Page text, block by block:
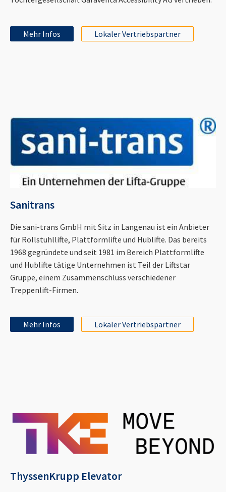
Mehr Infos Lokaler Vertriebspartner
Sanitrans
Die sani-trans GmbH mit Sitz in Langenau ist ein Anbieter
für Rollstuhllifte, Plattformlifte und Hublifte. Das bereits
1968 gegründete und seit 1981 im Bereich Plattformlifte
und Hublifte tätige Unternehmen ist Teil der Liftstar
Gruppe, einem Zusammenschluss verschiedener
Treppenlift-Firmen.
Mehr Infos Lokaler Vertriebspartner
ThyssenKrupp Elevator